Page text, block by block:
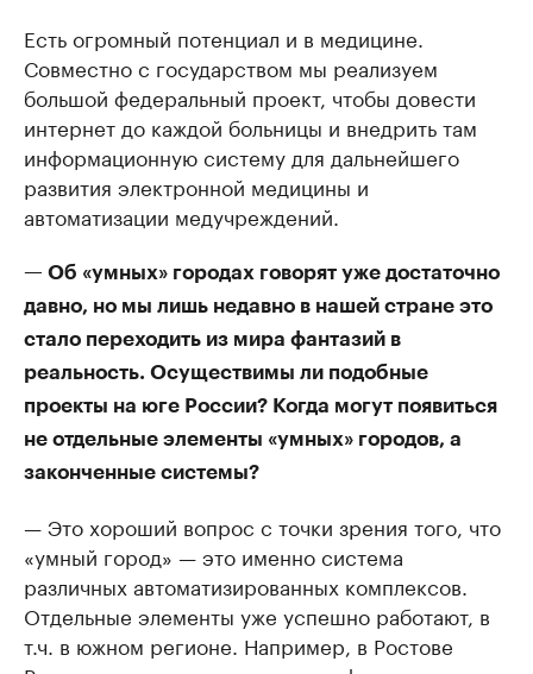
Есть огромный потенциал и в медицине.
Совместно с государством мы реализуем
большой федеральный проект, чтобы довести
интернет до каждой больницы и внедрить там
информационную систему для дальнейшего
развития электронной медицины и
автоматизации медучреждений.
— Об «умных» городах говорят уже достаточно
давно, но мы лишь недавно в нашей стране это
стало переходить из мира фантазий в
реальность. Осуществимы ли подобные
проекты на юге России? Когда могут появиться
не отдельные элементы «умных» городов, а
законченные системы?
— Это хороший вопрос с точки зрения того, что
«умный город» — это именно система
различных автоматизированных комплексов.
Отдельные элементы уже успешно работают, в
т.ч. в южном регионе. Например, в Ростове